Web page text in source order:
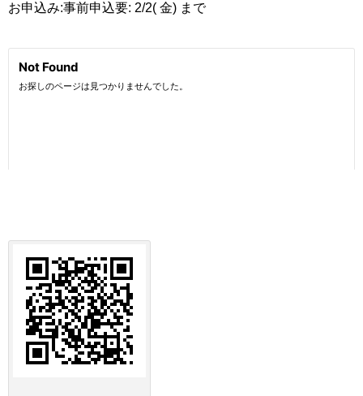
お申込み:事前申込要: 2/2( 金) まで